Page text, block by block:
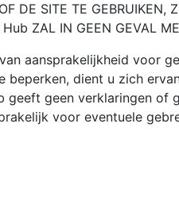
DE SITE TE
ZAL IN GEEN GEVAL
aansprakelijkheid voor
dient u zich
geeft geen verklaringen
voor eventuele